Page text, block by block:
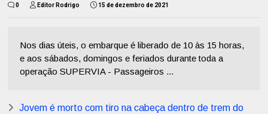
0 Editor Rodrigo 15 de dezembro de 2021
Nos dias úteis, o embarque é liberado de 10 às 15 horas,
e aos sábados, domingos e feriados durante toda a
operação SUPERVIA - Passageiros ...
Jovem é morto com tiro na cabeça dentro de trem do